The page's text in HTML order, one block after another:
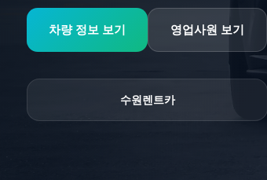
차량 정보 보기 영업사원 보기
수원렌트카